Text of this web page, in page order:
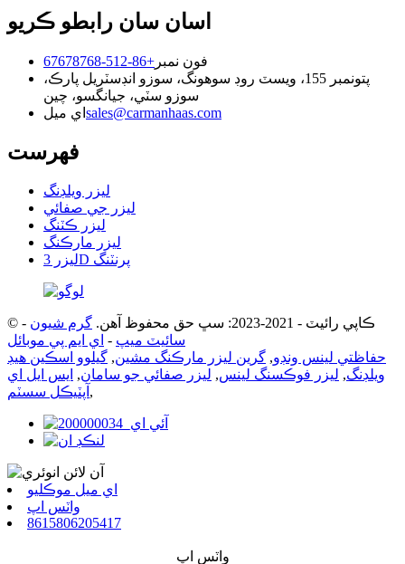
اسان سان رابطو ڪريو
فون نمبر +86-512-67678768
پتو
نمبر 155، ويسٽ روڊ سوهونگ، سوزو انڊسٽريل پارڪ،
سوزو سٽي، جيانگسو، چين
اي ميل sales@carmanhaas.com
فهرست
ليزر ويلڊنگ
ليزر جي صفائي
ليزر ڪٽنگ
ليزر مارڪنگ
ليزر 3D پرنٽنگ
© ڪاپي رائيٽ - 2021-2023: سڀ حق محفوظ آهن. گرم شيون -
سائيٽ ميپ - اي ايم پي موبائل
حفاظتي لينس ونڊو, گرين ليزر مارڪنگ مشين, گيلوو اسڪين هيڊ
ويلڊنگ, ليزر فوڪسنگ لينس, ليزر صفائي جو سامان, ايس ايل اي
آپٽيڪل سسٽم ,
اي ميل موڪليو
واٽس اپ
8615806205417
واٽس اپ